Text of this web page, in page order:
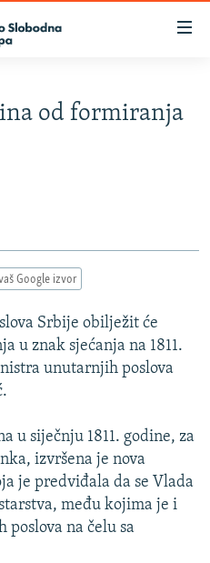
od formiranja
Google izvor
Srbije obilježit će
u znak sjećanja na 1811.
unutarnjih poslova
u siječnju 1811. godine, za
izvršena je nova
je predviđala da se Vlada
među kojima je i
na čelu sa